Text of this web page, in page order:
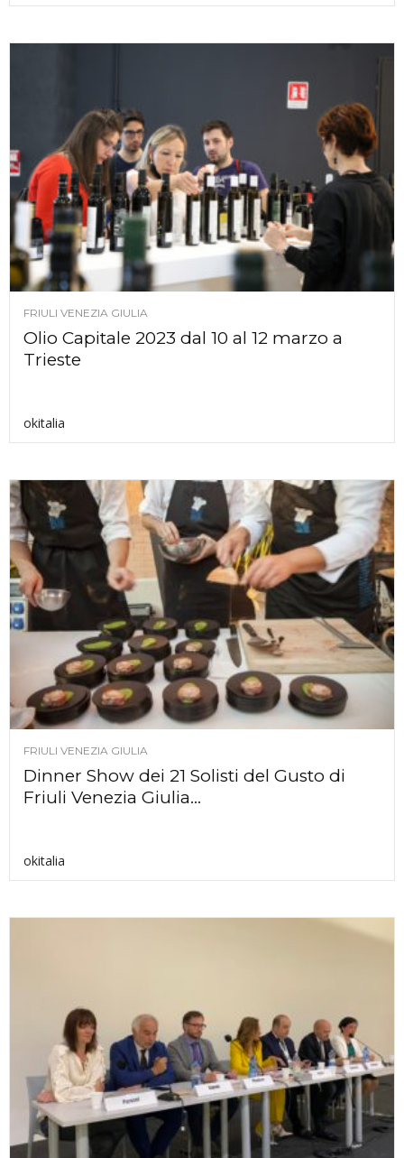
FRIULI VENEZIA GIULIA
Olio Capitale 2023 dal 10 al 12 marzo a
Trieste
okitalia
FRIULI VENEZIA GIULIA
Dinner Show dei 21 Solisti del Gusto di
Friuli Venezia Giulia...
okitalia